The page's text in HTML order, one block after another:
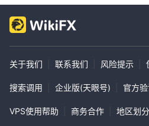
关于我们 联系我们 风险提示
搜索调用 企业版(天眼号) 官方
VPS使用帮助 商务合作 地区划分